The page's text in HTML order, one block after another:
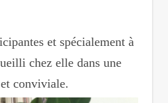
et spécialement à
chez elle dans une
conviviale.